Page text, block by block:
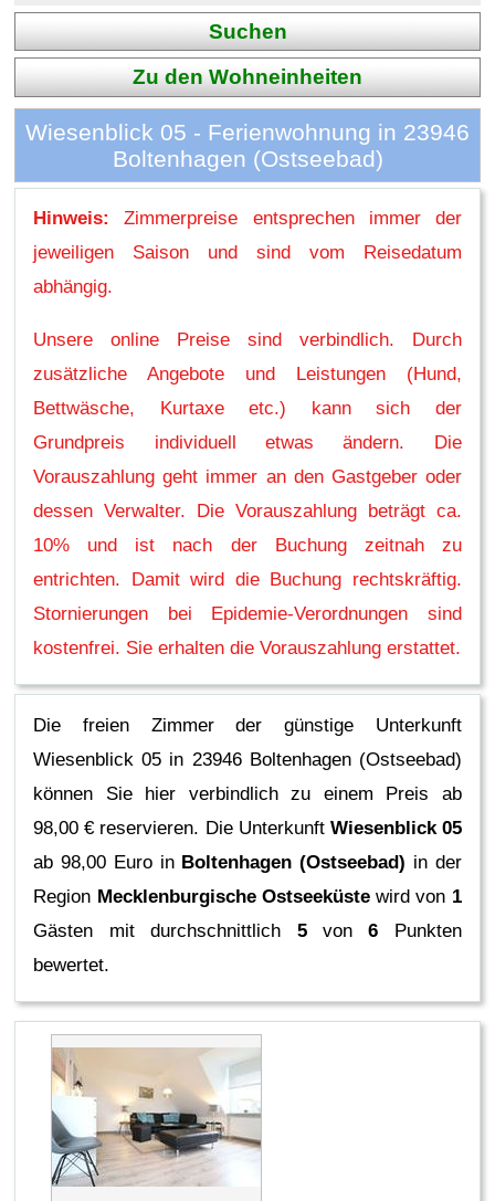
Suchen
Zu den Wohneinheiten
Wiesenblick 05 - Ferienwohnung in 23946
Boltenhagen (Ostseebad)
Hinweis:
Zimmerpreise entsprechen immer der
jeweiligen Saison und sind vom Reisedatum
abhängig.
Unsere online Preise sind verbindlich. Durch
zusätzliche Angebote und Leistungen (Hund,
Bettwäsche, Kurtaxe etc.) kann sich der
Grundpreis individuell etwas ändern. Die
Vorauszahlung geht immer an den Gastgeber oder
dessen Verwalter. Die Vorauszahlung beträgt ca.
10% und ist nach der Buchung zeitnah zu
entrichten. Damit wird die Buchung rechtskräftig.
Stornierungen bei Epidemie-Verordnungen sind
kostenfrei. Sie erhalten die Vorauszahlung erstattet.
Die freien Zimmer der günstige Unterkunft
Wiesenblick 05 in 23946 Boltenhagen (Ostseebad)
können Sie hier verbindlich zu einem Preis ab
98,00 € reservieren. Die Unterkunft Wiesenblick 05
ab 98,00 Euro in Boltenhagen (Ostseebad) in der
Region Mecklenburgische Ostseeküstewird von 1
Gästen mit durchschnittlich 5von6 Punkten
bewertet.